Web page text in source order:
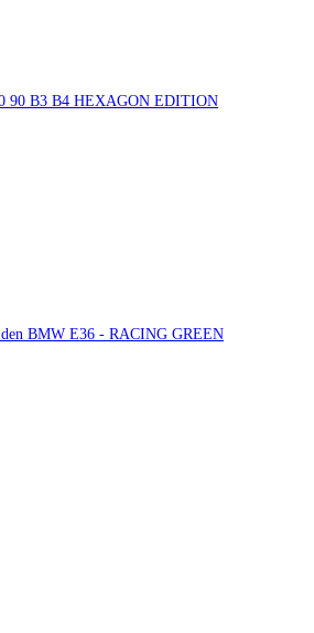
90 B3 B4 HEXAGON EDITION
BMW E36 - RACING GREEN